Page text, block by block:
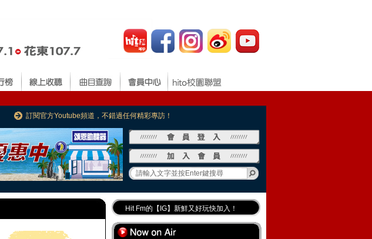
訂閱官方Youtube頻道，不錯過任何精彩專訪！
Hit Fm的【IG】新鮮又好玩快加入！
Hit Fm【FB臉書粉絲團】等你加入！